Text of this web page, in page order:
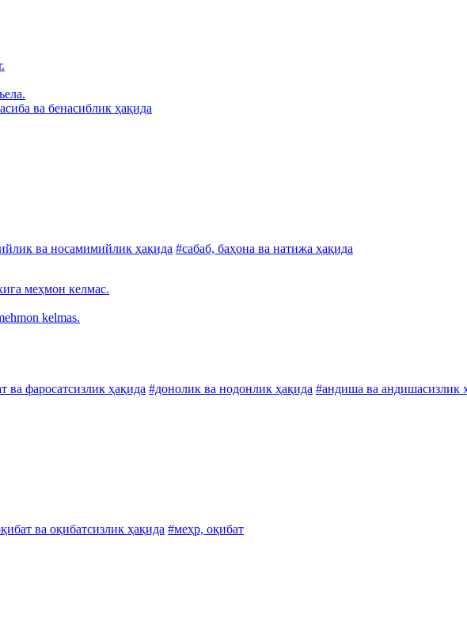
ва бенасиблик ҳақида
ва носамимийлик ҳақида #сабаб, баҳона ва натижа ҳақида
меҳмон келмас.
kelmas.
ва фаросатсизлик ҳақида #донолик ва нодонлик ҳақида #андиша ва андишасизлик
ва оқибатсизлик ҳақида #меҳр, оқибат